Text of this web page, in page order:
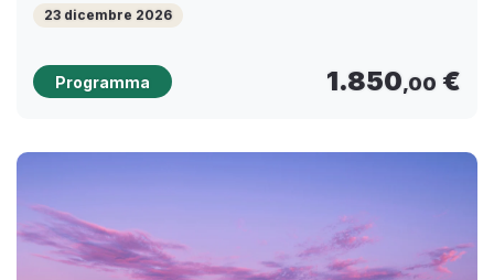
23 dicembre 2026
Programma 1.850,00 €